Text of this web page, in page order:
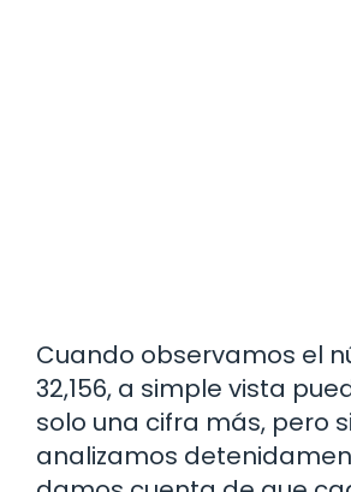
Cuando observamos el
32,156, a simple vista
solo una cifra más, pero
analizamos